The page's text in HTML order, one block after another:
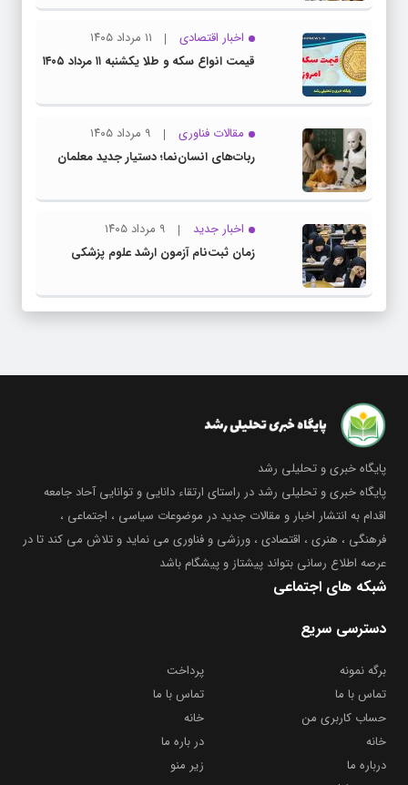
اخبار اقتصادی
۱۱ مرداد ۱۴۰۵
قیمت انواع سکه و طلا یکشنبه ۱۱ مرداد ۱۴۰۵
مقالات فناوری
۹ مرداد ۱۴۰۵
ربات‌های انسان‌نما؛ دستیار جدید معلمان
اخبار جدید
۹ مرداد ۱۴۰۵
زمان ثبت‌نام آزمون ارشد علوم پزشکی
پایگاه خبری و تحلیلی رشد
پایگاه خبری و تحلیلی رشد در راستای ارتقاء دانایی و توانایی آحاد جامعه
اقدام به انتشار اخبار و مقالات جدید در موضوعات سیاسی ، اجتماعی ،
فرهنگی ، هنری ، اقتصادی ، ورزشی و فناوری می نماید و تلاش می کند تا در
عرصه اطلاع رسانی بتواند پیشتاز و پیشگام باشد
شبکه های اجتماعی
دسترسی سریع
برگه نمونه
پرداخت
تماس با ما
تماس با ما
حساب کاربری من
خانه
خانه
در باره ما
درباره ما
زیر منو